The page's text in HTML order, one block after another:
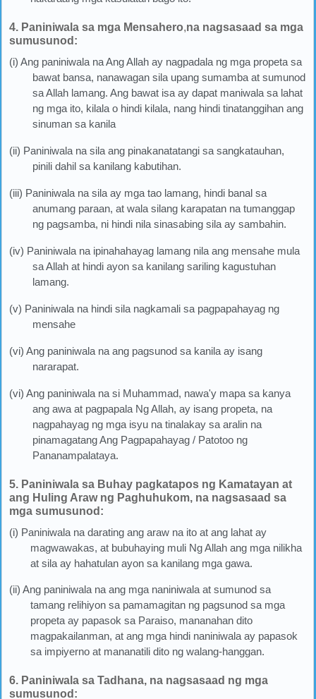
4. Paniniwala sa mga Mensahero,na nagsasaad sa mga
sumusunod:
(i) Ang paniniwala na Ang Allah ay nagpadala ng mga propeta sa
bawat bansa, nanawagan sila upang sumamba at sumunod
sa Allah lamang. Ang bawat isa ay dapat maniwala sa lahat
ng mga ito, kilala o hindi kilala, nang hindi tinatanggihan ang
sinuman sa kanila
(ii) Paniniwala na sila ang pinakanatatangi sa sangkatauhan,
pinili dahil sa kanilang kabutihan.
(iii) Paniniwala na sila ay mga tao lamang, hindi banal sa
anumang paraan, at wala silang karapatan na tumanggap
ng pagsamba, ni hindi nila sinasabing sila ay sambahin.
(iv) Paniniwala na ipinahahayag lamang nila ang mensahe mula
sa Allah at hindi ayon sa kanilang sariling kagustuhan
lamang.
(v) Paniniwala na hindi sila nagkamali sa pagpapahayag ng
mensahe
(vi) Ang paniniwala na ang pagsunod sa kanila ay isang
nararapat.
(vi) Ang paniniwala na si Muhammad, nawa'y mapa sa kanya
ang awa at pagpapala Ng Allah, ay isang propeta, na
nagpahayag ng mga isyu na tinalakay sa aralin na
pinamagatang Ang Pagpapahayag / Patotoo ng
Pananampalataya.
5. Paniniwala sa Buhay pagkatapos ng Kamatayan at
ang Huling Araw ng Paghuhukom, na nagsasaad sa
mga sumusunod:
(i) Paniniwala na darating ang araw na ito at ang lahat ay
magwawakas, at bubuhaying muli Ng Allah ang mga nilikha
at sila ay hahatulan ayon sa kanilang mga gawa.
(ii) Ang paniniwala na ang mga naniniwala at sumunod sa
tamang relihiyon sa pamamagitan ng pagsunod sa mga
propeta ay papasok sa Paraiso, mananahan dito
magpakailanman, at ang mga hindi naniniwala ay papasok
sa impiyerno at mananatili dito ng walang-hanggan.
6. Paniniwala sa Tadhana, na nagsasaad ng mga
sumusunod: